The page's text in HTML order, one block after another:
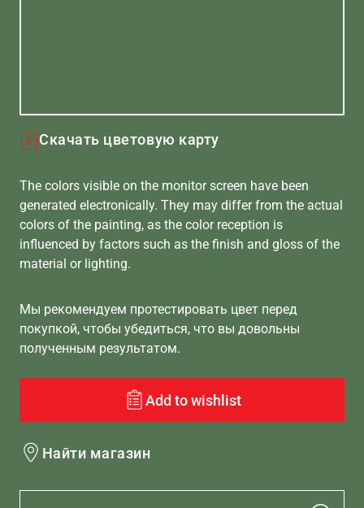
Скачать цветовую карту
The colors visible on the monitor screen have been
generated electronically. They may differ from the actual
colors of the painting, as the color reception is
influenced by factors such as the finish and gloss of the
material or lighting.
Мы рекомендуем протестировать цвет перед
покупкой, чтобы убедиться, что вы довольны
полученным результатом.
Add to wishlist
Найти магазин